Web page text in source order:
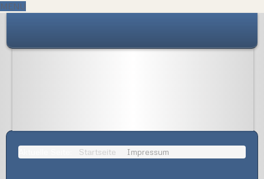
MENU
Startseite Impressum